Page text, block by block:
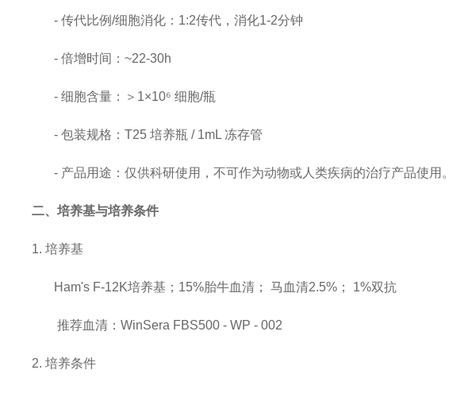
-传代比例/细胞消化 ： 1:2传代，消化1-2分钟
-倍增时间 ：~22-30h
- 细胞含量：＞1×10⁶ 细胞/瓶
- 包装规格：T25 培养瓶 / 1mL 冻存管
- 产品用途：仅供科研使用，不可作为动物或人类疾病的治疗产品使用。
二、培养基与培养条件
1. 培养基
Ham's F-12K培养基；15%胎牛血清； 马血清2.5%； 1%双抗
推荐血清：WinSera FBS500 - WP - 002
2. 培养条件